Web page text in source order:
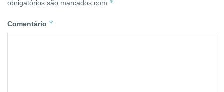
obrigatórios são marcados com *
Comentário *